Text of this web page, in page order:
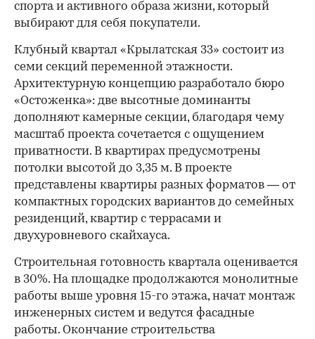
спорта и активного образа жизни, который
выбирают для себя покупатели.
Клубный квартал «Крылатская 33» состоит из
семи секций переменной этажности.
Архитектурную концепцию разработало бюро
«Остоженка»: две высотные доминанты
дополняют камерные секции, благодаря чему
масштаб проекта сочетается с ощущением
приватности. В квартирах предусмотрены
потолки высотой до 3,35 м. В проекте
представлены квартиры разных форматов — от
компактных городских вариантов до семейных
резиденций, квартир с террасами и
двухуровневого скайхауса.
Строительная готовность квартала оценивается
в 30%. На площадке продолжаются монолитные
работы выше уровня 15-го этажа, начат монтаж
инженерных систем и ведутся фасадные
работы. Окончание строительства